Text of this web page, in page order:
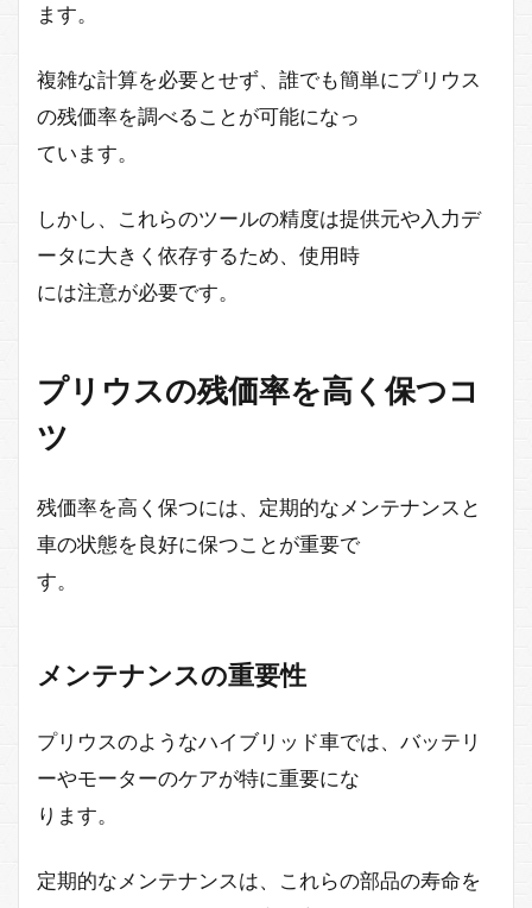
ます。
複雑な計算を必要とせず、誰でも簡単にプリウス
の残価率を調べることが可能になっ
ています。
しかし、これらのツールの精度は提供元や入力デ
ータに大きく依存するため、使用時
には注意が必要です。
プリウスの残価率を高く保つコ
ツ
残価率を高く保つには、定期的なメンテナンスと
車の状態を良好に保つことが重要で
す。
メンテナンスの重要性
プリウスのようなハイブリッド車では、バッテリ
ーやモーターのケアが特に重要にな
ります。
定期的なメンテナンスは、これらの部品の寿命を